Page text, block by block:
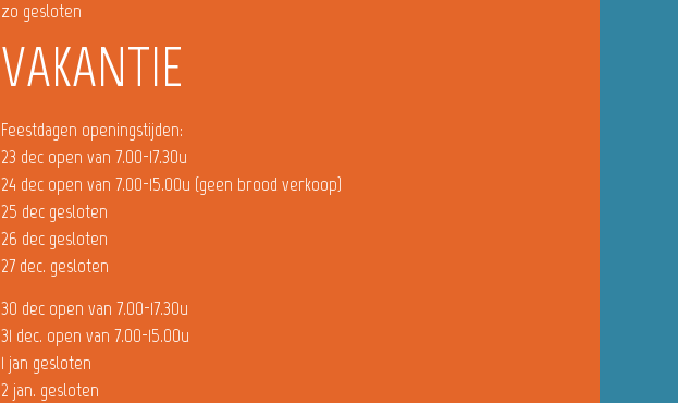
zo gesloten
VAKANTIE
Feestdagen openingstijden:
23 dec open van 7.00-17.30u
24 dec open van 7.00-15.00u (geen brood verkoop)
25 dec gesloten
26 dec gesloten
27 dec. gesloten
30 dec open van 7.00-17.30u
31 dec. open van 7.00-15.00u
1 jan gesloten
2 jan. gesloten